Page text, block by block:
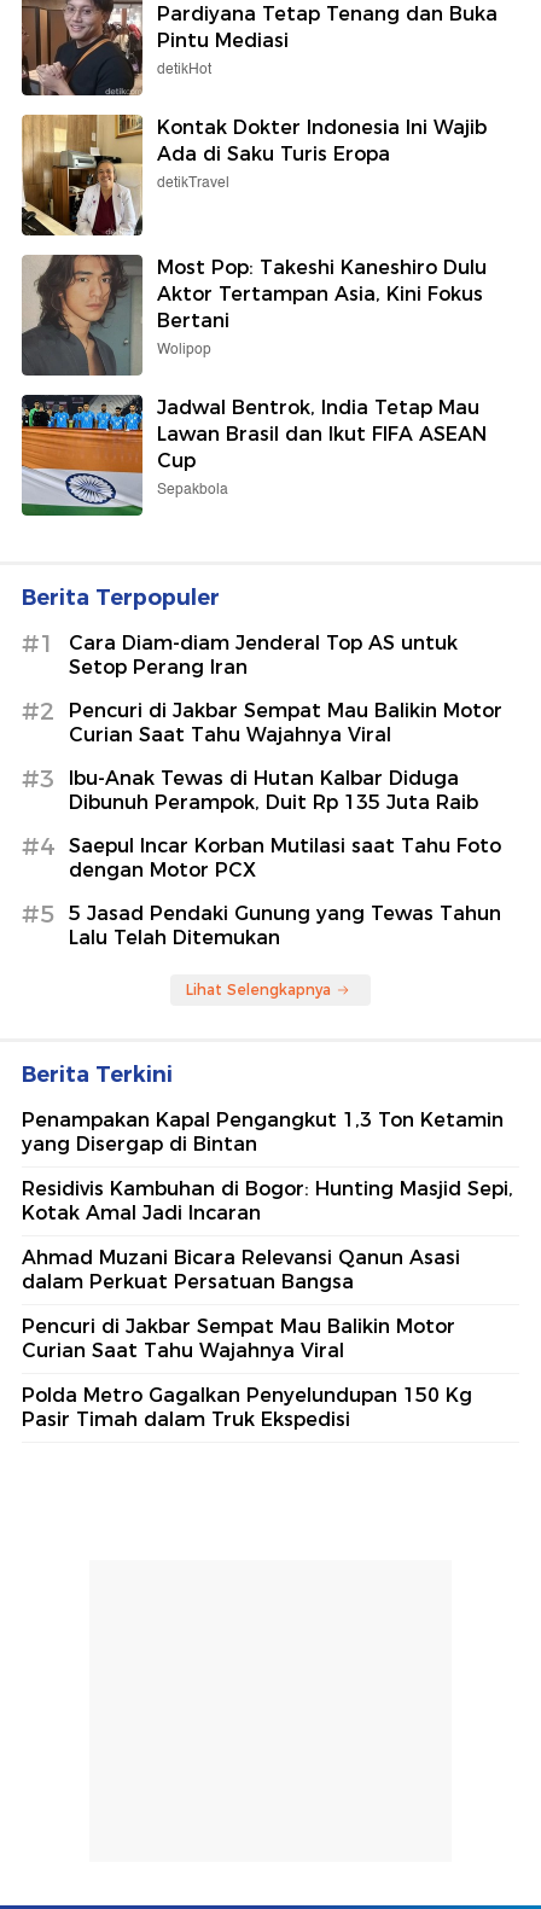
Pardiyana Tetap Tenang dan Buka
Pintu Mediasi
detikHot
Kontak Dokter Indonesia Ini Wajib
Ada di Saku Turis Eropa
detikTravel
Most Pop: Takeshi Kaneshiro Dulu
Aktor Tertampan Asia, Kini Fokus
Bertani
Wolipop
Jadwal Bentrok, India Tetap Mau
Lawan Brasil dan Ikut FIFA ASEAN
Cup
Sepakbola
Berita Terpopuler
#1
Cara Diam-diam Jenderal Top AS untuk
Setop Perang Iran
#2
Pencuri di Jakbar Sempat Mau Balikin Motor
Curian Saat Tahu Wajahnya Viral
#3
Ibu-Anak Tewas di Hutan Kalbar Diduga
Dibunuh Perampok, Duit Rp 135 Juta Raib
#4
Saepul Incar Korban Mutilasi saat Tahu Foto
dengan Motor PCX
#5
5 Jasad Pendaki Gunung yang Tewas Tahun
Lalu Telah Ditemukan
Lihat Selengkapnya
Berita Terkini
Penampakan Kapal Pengangkut 1,3 Ton Ketamin
yang Disergap di Bintan
Residivis Kambuhan di Bogor: Hunting Masjid Sepi,
Kotak Amal Jadi Incaran
Ahmad Muzani Bicara Relevansi Qanun Asasi
dalam Perkuat Persatuan Bangsa
Pencuri di Jakbar Sempat Mau Balikin Motor
Curian Saat Tahu Wajahnya Viral
Polda Metro Gagalkan Penyelundupan 150 Kg
Pasir Timah dalam Truk Ekspedisi